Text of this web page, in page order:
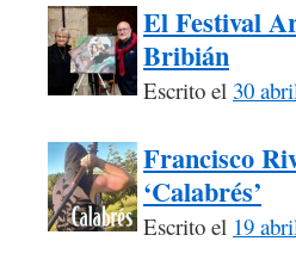
El Festival
Bribián
Escrito el 30
Francisco
‘Calabrés’
Escrito el 19